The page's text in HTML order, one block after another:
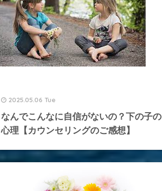
2025.05.06 Tue
なんでこんなに自信がないの？下の子の
心理【カウンセリングのご感想】